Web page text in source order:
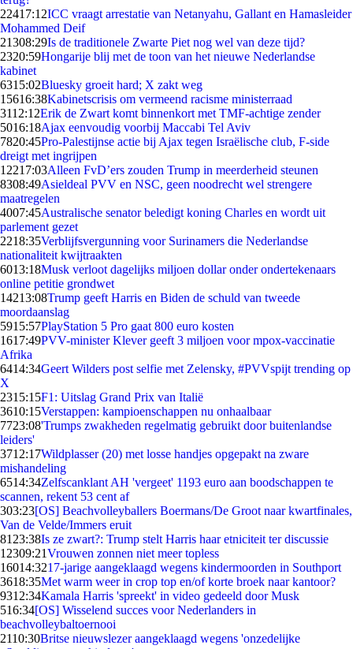
22417:12ICC vraagt arrestatie van Netanyahu, Gallant en Hamasleider
Mohammed Deif
21308:29Is de traditionele Zwarte Piet nog wel van deze tijd?
2320:59Hongarije blij met de toon van het nieuwe Nederlandse
kabinet
6315:02Bluesky groeit hard; X zakt weg
15616:38Kabinetscrisis om vermeend racisme ministerraad
3112:12Erik de Zwart komt binnenkort met TMF-achtige zender
5016:18Ajax eenvoudig voorbij Maccabi Tel Aviv
7820:45Pro-Palestijnse actie bij Ajax tegen Israëlische club, F-side
dreigt met ingrijpen
12217:03Alleen FvD’ers zouden Trump in meerderheid steunen
8308:49Asieldeal PVV en NSC, geen noodrecht wel strengere
maatregelen
4007:45Australische senator beledigt koning Charles en wordt uit
parlement gezet
2218:35Verblijfsvergunning voor Surinamers die Nederlandse
nationaliteit kwijtraakten
6013:18Musk verloot dagelijks miljoen dollar onder ondertekenaars
online petitie grondwet
14213:08Trump geeft Harris en Biden de schuld van tweede
moordaanslag
5915:57PlayStation 5 Pro gaat 800 euro kosten
1617:49PVV-minister Klever geeft 3 miljoen voor mpox-vaccinatie
Afrika
6414:34Geert Wilders post selfie met Zelensky, #PVVspijt trending op
X
2315:15F1: Uitslag Grand Prix van Italië
3610:15Verstappen: kampioenschappen nu onhaalbaar
7723:08'Trumps zwakheden regelmatig gebruikt door buitenlandse
leiders'
3712:17Wildplasser (20) met losse handjes opgepakt na zware
mishandeling
6514:34Zelfscanklant AH 'vergeet' 1193 euro aan boodschappen te
scannen, rekent 53 cent af
303:23[OS] Beachvolleyballers Boermans/De Groot naar kwartfinales,
Van de Velde/Immers eruit
81 23:38Is ze zwart?: Trump stelt Harris haar etniciteit ter discussie
12309:21Vrouwen zonnen niet meer topless
16014:3217-jarige aangeklaagd wegens kindermoorden in Southport
3618:35Met warm weer in crop top en/of korte broek naar kantoor?
9312:34Kamala Harris 'spreekt' in video gedeeld door Musk
516:34[OS] Wisselend succes voor Nederlanders in
beachvolleybaltoernooi
2110:30Britse nieuwslezer aangeklaagd wegens 'onzedelijke